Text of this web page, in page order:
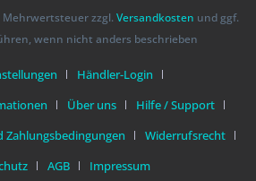
Mehrwertsteuer zzgl. Versandkosten und ggf.
wenn nicht anders beschrieben
Händler-Login
Über uns
Hilfe / Support
Zahlungsbedingungen
Widerrufsrecht
AGB Impressum